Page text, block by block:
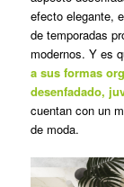
efecto elegante,
de temporadas
modernos. Y es
a sus formas
desenfadado,
cuentan con un
de moda.